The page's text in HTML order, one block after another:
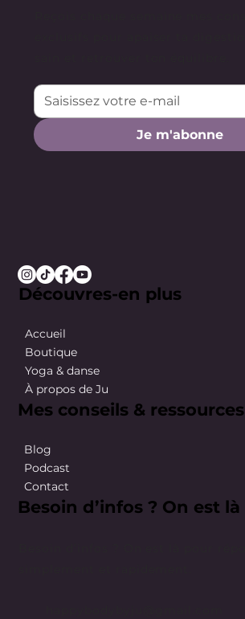
Je m'abonne
Découvres-en plus
Accueil
Boutique
Yoga & danse
À propos de Ju
Mes conseils & ressources
Blog
Podcast
Contact
Besoin d’infos ? On est là